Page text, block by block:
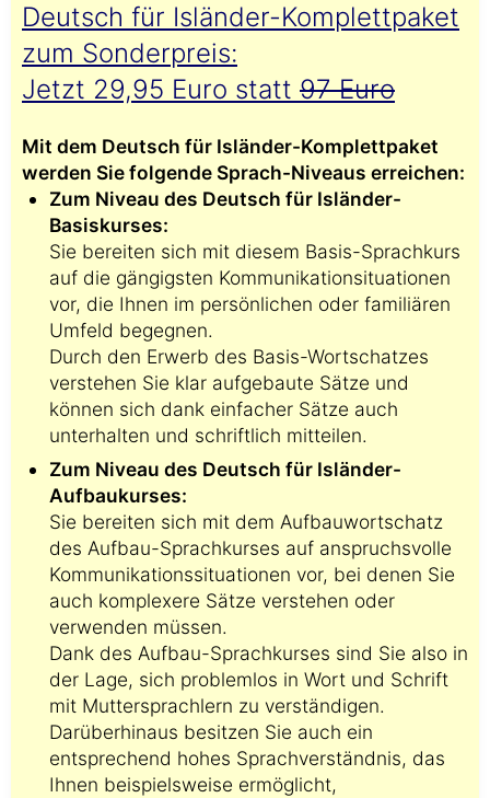
Deutsch für Isländer-Komplettpaket
zum Sonderpreis:
Jetzt 29,95 Euro statt 97 Euro
Mit dem Deutsch für Isländer-Komplettpaket
werden Sie folgende Sprach-Niveaus erreichen:
Zum Niveau des Deutsch für Isländer-
Basiskurses:
Sie bereiten sich mit diesem Basis-Sprachkurs
auf die gängigsten Kommunikationsituationen
vor, die Ihnen im persönlichen oder familiären
Umfeld begegnen.
Durch den Erwerb des Basis-Wortschatzes
verstehen Sie klar aufgebaute Sätze und
können sich dank einfacher Sätze auch
unterhalten und schriftlich mitteilen.
Zum Niveau des Deutsch für Isländer-
Aufbaukurses:
Sie bereiten sich mit dem Aufbauwortschatz
des Aufbau-Sprachkurses auf anspruchsvolle
Kommunikationssituationen vor, bei denen Sie
auch komplexere Sätze verstehen oder
verwenden müssen.
Dank des Aufbau-Sprachkurses sind Sie also in
der Lage, sich problemlos in Wort und Schrift
mit Muttersprachlern zu verständigen.
Darüberhinaus besitzen Sie auch ein
entsprechend hohes Sprachverständnis, das
Ihnen beispielsweise ermöglicht,